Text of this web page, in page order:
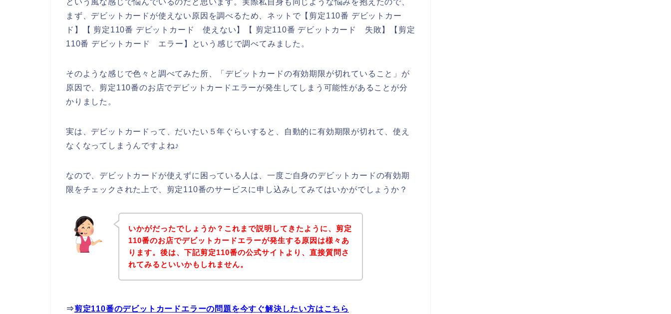
まず、デビットカードが使えない原因を調べるため、ネットで【剪定110番 デビットカー
ド】【 剪定110番 デビットカード 使えない】【 剪定110番 デビットカード 失敗】【剪定
110番 デビットカード エラー】という感じで調べてみました。
そのような感じで色々と調べてみた所、「デビットカードの有効期限が切れていること」が
原因で、剪定110番のお店でデビットカードエラーが発生してしまう可能性があることが分
かりました。
実は、デビットカードって、だいたい５年ぐらいすると、自動的に有効期限が切れて、使え
なくなってしまうんですよね♪
なので、デビットカードが使えずに困っている人は、一度ご自身のデビットカードの有効期
限をチェックされた上で、剪定110番のサービスに申し込みしてみてはいかがでしょうか？
いかがだったでしょうか？これまで説明してきたように、剪定
110番のお店でデビットカードエラーが発生する原因は様々あ
ります。後は、下記剪定110番の公式サイトより、直接質問さ
れてみるといいかもしれません。
⇒剪定110番のデビットカードエラーの問題を今すぐ解決したい方はこちら